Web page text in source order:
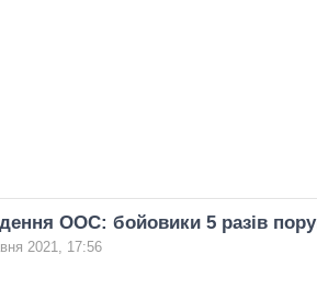
ООС: бойовики 5 разів
2021, 17:56